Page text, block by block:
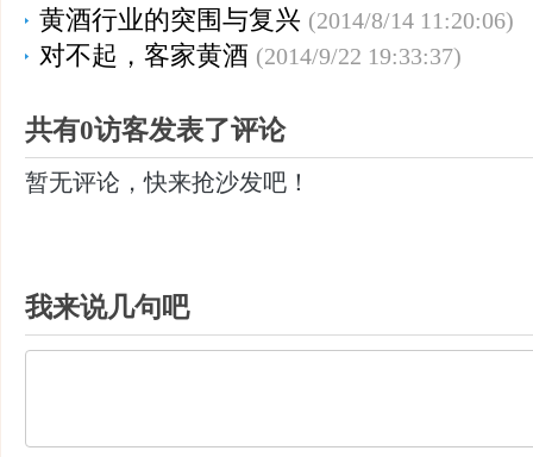
黄酒行业的突围与复兴 (2014/8/14 11:20:06)
对不起，客家黄酒 (2014/9/22 19:33:37)
共有0访客发表了评论
暂无评论，快来抢沙发吧！
我来说几句吧